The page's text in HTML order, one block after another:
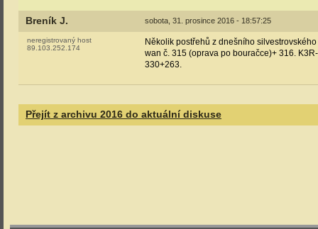
Breník J. sobota, 31. prosince 2016 - 18:57:25
neregistrovaný host
89.103.252.174
Několik postřehů z dnešního
wan č. 315 (oprava po bouračce)+ 316.
330+263.
Přejít z archivu 2016 do aktuální diskuse